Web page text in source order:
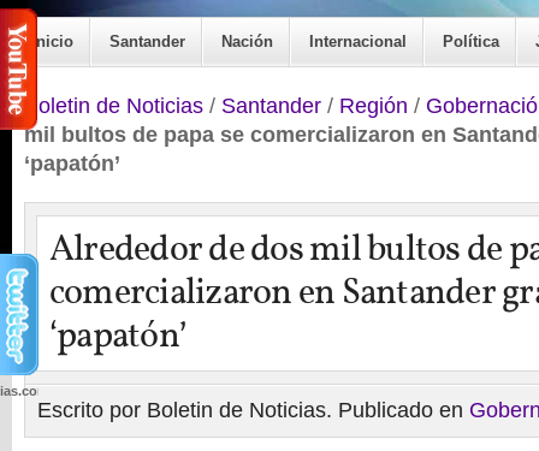
Inicio Santander Nación Internacional Política
Boletin de Noticias / Santander / Región /
mil bultos de papa se comercializaron en
‘papatón’
Alrededor de dos mil bultos de
comercializaron en Santander
‘papatón’
Escrito por Boletin de Noticias. Publicado en
wp-